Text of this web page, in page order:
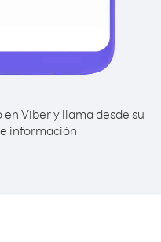
Viber y llama desde su
información